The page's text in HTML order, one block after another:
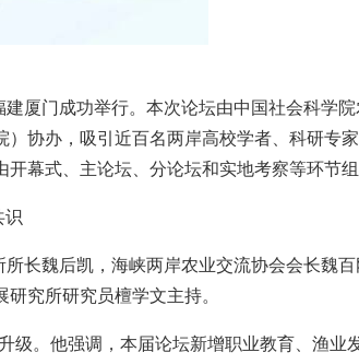
厦门成功举行。本次论坛由中国社会科学
协办，吸引近百名两岸高校学者、科研专
幕式、主论坛、分论坛和实地考察等环节组
识
长魏后凯，海峡两岸农业交流协会会长魏百
究所研究员檀学文主持。
级。他强调，本届论坛新增职业教育、渔业